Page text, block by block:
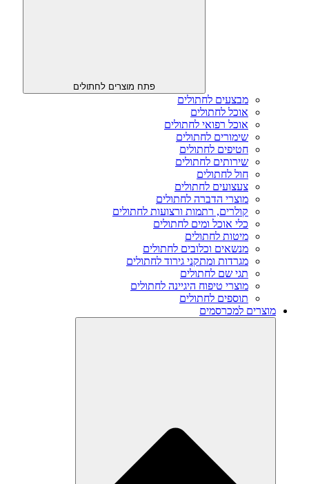
פתח מוצרים לחתולים
מבצעים לחתולים
אוכל לחתולים
אוכל רפואי לחתולים
שימורים לחתולים
חטיפים לחתולים
שירותים לחתולים
חול לחתולים
צעצועים לחתולים
מוצרי הדברה לחתולים
קולרים, רתמות ורצועות לחתולים
כלי אוכל ומים לחתולים
מיטות לחתולים
מנשאים וכלובים לחתולים
מגרדות ומתקני גירוד לחתולים
תגי שם לחתולים
מוצרי טיפוח היגיינה לחתולים
תוספים לחתולים
מוצרים למכרסמים